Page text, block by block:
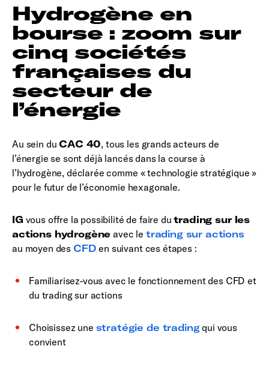
Hydrogène en
bourse : zoom sur
cinq sociétés
françaises du
secteur de
l’énergie
Au sein du CAC 40, tous les grands acteurs de
l’énergie se sont déjà lancés dans la course à
l’hydrogène, déclarée comme « technologie stratégique »
pour le futur de l’économie hexagonale.
IG vous offre la possibilité de faire dutrading sur les
actions hydrogène avec le trading sur actions
au moyen des CFD en suivant ces étapes :
Familiarisez-vous avec le fonctionnement des CFD et
du trading sur actions
Choisissez une stratégie de tradingqui vous
convient